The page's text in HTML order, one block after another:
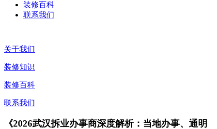
装修百科
联系我们
关于我们
装修知识
装修百科
联系我们
《2026武汉拆业办事商深度解析：当地办事、通明